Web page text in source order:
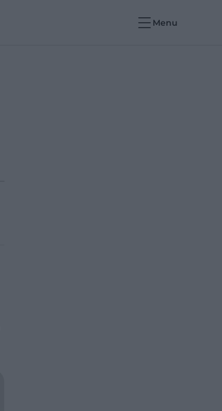
Menu